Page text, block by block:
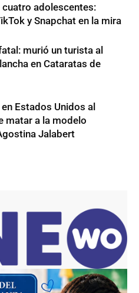
adolescentes:
y Snapchat en la mira
murió un turista al
en Cataratas de
Estados Unidos al
matar a la modelo
Jalabert